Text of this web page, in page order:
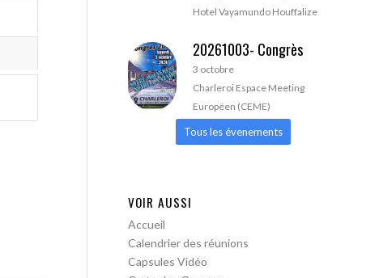
Hotel Vayamundo Houffalize
20261003- Congrès
3 octobre
Charleroi Espace Meeting
Européen (CEME)
Tous les évenements
VOIR AUSSI
Accueil
Calendrier des réunions
Capsules Vidéo